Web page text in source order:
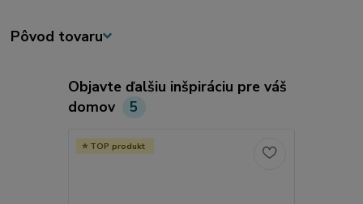
Pôvod tovaru
Objavte ďalšiu inšpiráciu pre váš
domov
5
TOP produkt